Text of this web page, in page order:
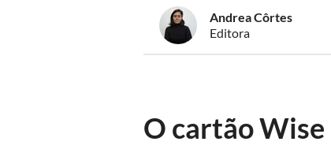
Andrea Côrtes
Editora
O cartão Wise